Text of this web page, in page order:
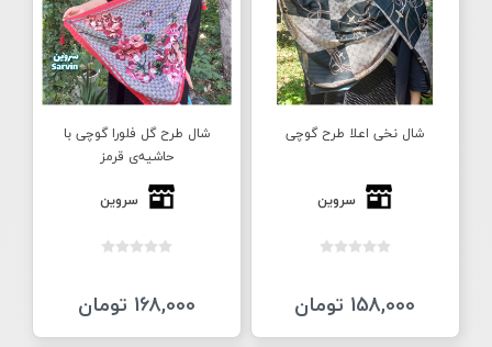
شال نخی اعلا طرح گوچی
سروین
158,000 تومان
شال طرح گل فلورا گوچی با
حاشيه‌ی قرمز
سروین
168,000 تومان